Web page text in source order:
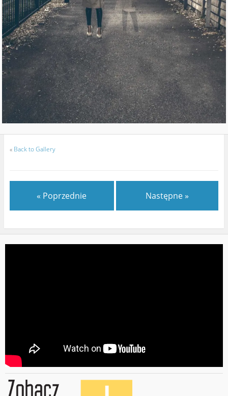
« Back to Gallery
« Poprzednie Następne »